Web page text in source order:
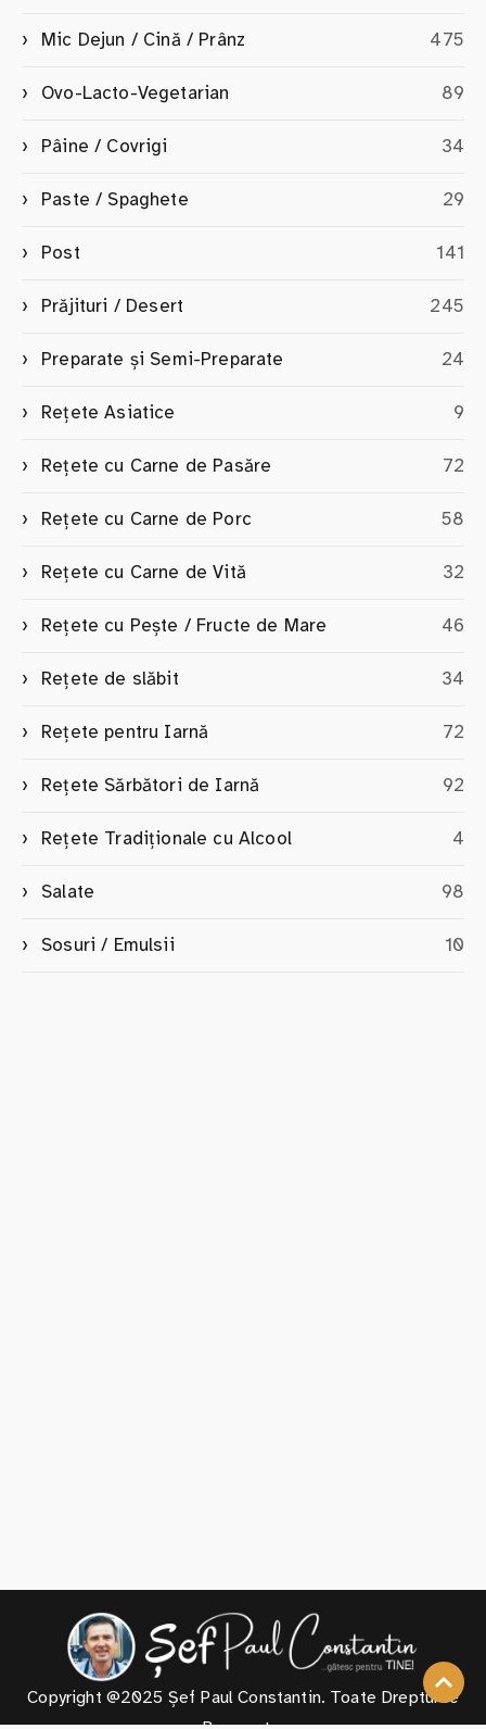
Mic Dejun / Cină / Prânz 475
Ovo-Lacto-Vegetarian 89
Pâine / Covrigi 34
Paste / Spaghete 29
Post 141
Prăjituri / Desert 245
Preparate și Semi-Preparate 24
Rețete Asiatice 9
Rețete cu Carne de Pasăre 72
Rețete cu Carne de Porc 58
Rețete cu Carne de Vită 32
Rețete cu Pește / Fructe de Mare 46
Rețete de slăbit 34
Rețete pentru Iarnă 72
Rețete Sărbători de Iarnă 92
Rețete Tradiționale cu Alcool 4
Salate 98
Sosuri / Emulsii 10
Copyright @2025 Șef Paul Constantin. Toate Drepturile